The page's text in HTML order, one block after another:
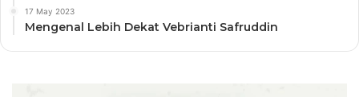
17 May 2023
Mengenal Lebih Dekat Vebrianti Safruddin